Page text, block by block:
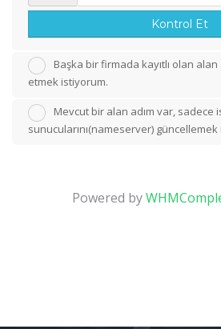
Kontrol Et
Başka bir firmada kayıtlı olan
etmek istiyorum.
Mevcut bir alan adım var, sadece
sunucularını(nameserver)
Powered by